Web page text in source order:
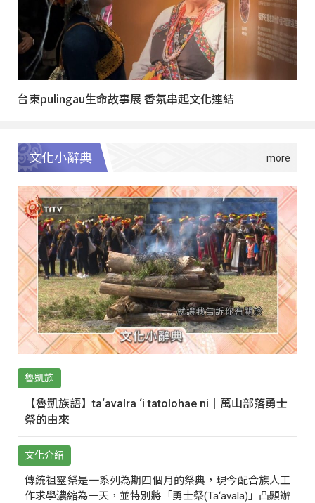
台東pulingau生命故事展 香氛串起文化連結
文化小辭典
魯凱族
【魯凱族語】ta‘avalra ‘i tatolohae ni｜萬山部落勇士
祭的由來
文化介紹
傳統祖靈祭是一系列為期四個月的祭典，現今配合族人工
作求學濃縮為一天，並特別將「勇士祭(Ta‘avala)」凸顯辦